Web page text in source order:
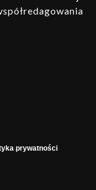
prywatności